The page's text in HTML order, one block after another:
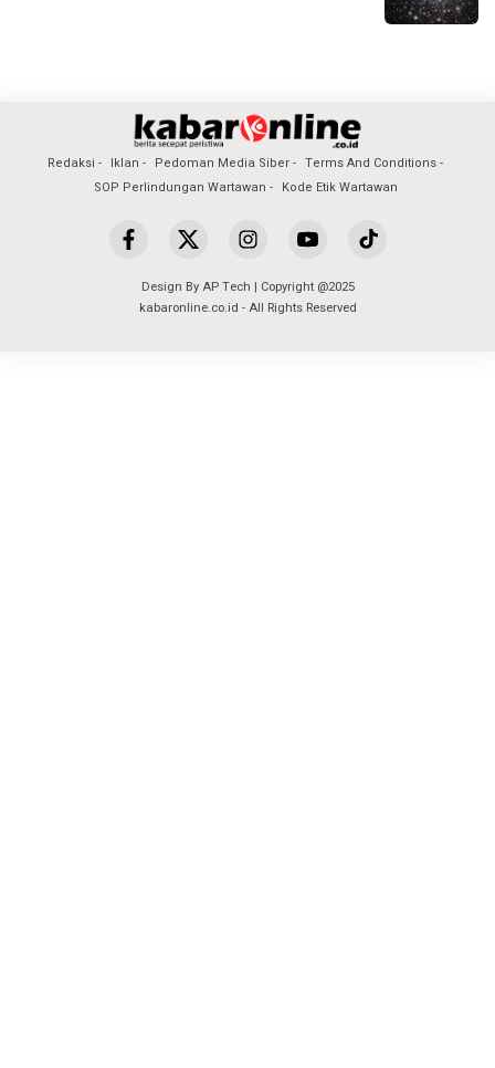
Redaksi Iklan Pedoman Media Siber
Terms And Conditions
SOP Perlindungan Wartawan
Kode Etik Wartawan
Design By AP Tech | Copyright @2025
kabaronline.co.id - All Rights Reserved